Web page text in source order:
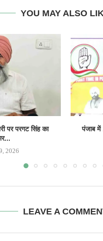
YOU MAY ALSO
पर परगट सिंह का
2026
पंजाब में
LEAVE A